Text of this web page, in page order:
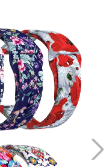
STEROPA
плетеных нейлоновых
ремешков